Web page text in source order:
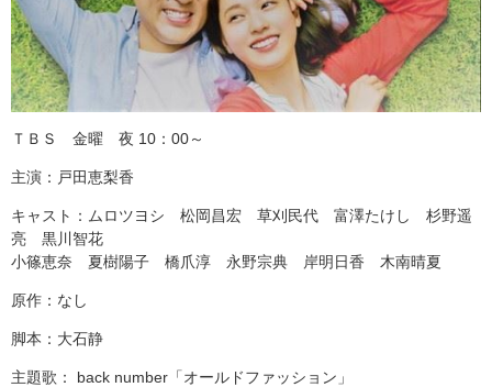
ＴＢＳ 金曜 夜 10：00～
主演：戸田恵梨香
キャスト：ムロツヨシ 松岡昌宏 草刈民代 富澤たけし 杉野遥
亮 黒川智花
小篠恵奈 夏樹陽子 橋爪淳 永野宗典 岸明日香 木南晴夏
原作：なし
脚本：大石静
主題歌： back number「オールドファッション」